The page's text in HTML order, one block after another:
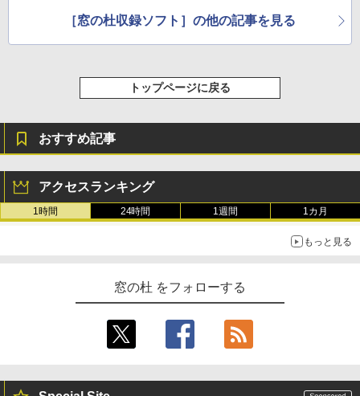
［窓の杜収録ソフト］の他の記事を見る
トップページに戻る
おすすめ記事
アクセスランキング
1時間 24時間 1週間 1カ月
もっと見る
窓の杜 をフォローする